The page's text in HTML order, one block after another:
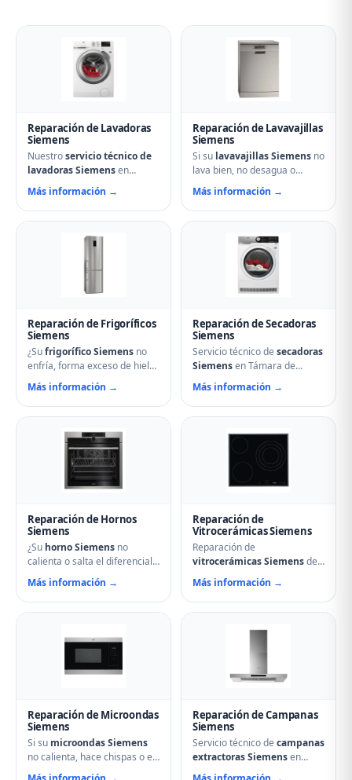
Reparación de Lavadoras
Siemens
Nuestroservicio técnico de
lavadoras Siemensen
Támara de Campos soluciona
cualquier avería: problemas
de centrifugado, fugas de
en el arranque o problemas
especializados con repuestos
originales Siemens y
reparación el mismo día.
Más información →
Reparación de Lavavajillas
Siemens
Si su lavavajillas Siemens no
lava bien, no desagua o
muestra errores en el display,
nuestro servicio técnico en
Támara de Campos puede
aspersores obstruidos,
bombas de desagüe,
problemas de secado y fallos
electrónicos con piezas
Más información →
Reparación de Frigoríficos
Siemens
¿Sufrigorífico Siemens no
enfría, forma exceso de hielo
o hace ruidos extraños?
Nuestros técnicos en Támara
de Campos reparan
sistemas No Frost, fugas de
gas refrigerante y problemas
de descarche. Servicio
urgente para evitar pérdida
de alimentos.
Más información →
Reparación de Secadoras
Siemens
Servicio técnico de secadoras
Siemensen Támara de
Campos. Reparamos
problemas de calentamiento,
tambor que no gira,
condensadores averiados y
fallos en el secado.
Mantenimiento preventivo y
limpieza de filtros incluido en
Más información →
Reparación de Hornos
Siemens
¿Su horno Siemens no
calienta o salta el diferencial?
Nuestro servicio técnico en
Támara de Campos repara
resistencias, ventiladores,
Especialistas en hornos
multifunción, pirolíticos y de
vapor Siemens.
Más información →
Reparación de
Vitrocerámicas Siemens
Reparación de
vitrocerámicas Siemensde
inducción y de cocción en
Támara de Campos.
Solucionamos fuegos que no
mandos que no responden,
fallos en módulos de
inducción y problemas de
regulación de temperatura.
Más información →
Reparación de Microondas
Siemens
Si su microondas Siemens
no calienta, hace chispas o el
plato no gira, contacte con
Reparación de Campanas
Siemens
Servicio técnico de campanas
extractoras Siemensen
Támara de Campos.